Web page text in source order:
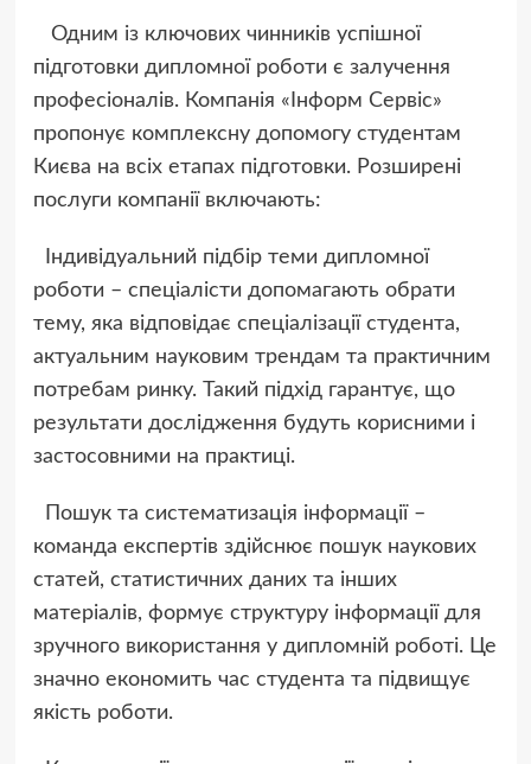
Одним із ключових чинників успішної
підготовки дипломної роботи є залучення
професіоналів. Компанія «Інформ Сервіс»
пропонує комплексну допомогу студентам
Києва на всіх етапах підготовки. Розширені
послуги компанії включають:
Індивідуальний підбір теми дипломної
роботи – спеціалісти допомагають обрати
тему, яка відповідає спеціалізації студента,
актуальним науковим трендам та практичним
потребам ринку. Такий підхід гарантує, що
результати дослідження будуть корисними і
застосовними на практиці.
Пошук та систематизація інформації –
команда експертів здійснює пошук наукових
статей, статистичних даних та інших
матеріалів, формує структуру інформації для
зручного використання у дипломній роботі. Це
значно економить час студента та підвищує
якість роботи.